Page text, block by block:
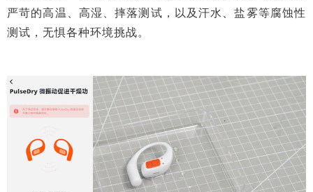
严苛的高温、高湿、摔落测试，以及汗水、盐雾等腐蚀性
测试，无惧各种环境挑战。